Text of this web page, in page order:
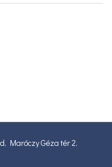
Maróczy Géza tér 2.